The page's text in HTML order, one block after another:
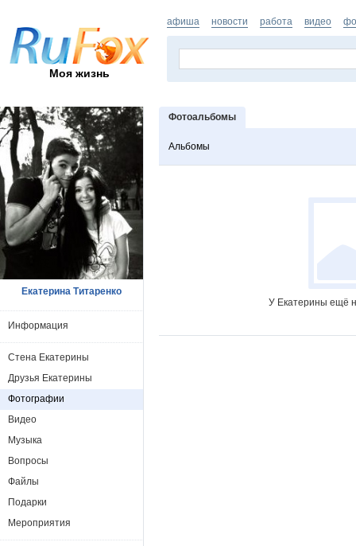
Моя жизнь
афиша новости работа видео
Фотоальбомы
Альбомы
У Екатерины ещё
Екатерина Титаренко
Информация
Стена Екатерины
Друзья Екатерины
Фотографии
Видео
Музыка
Вопросы
Файлы
Подарки
Мероприятия